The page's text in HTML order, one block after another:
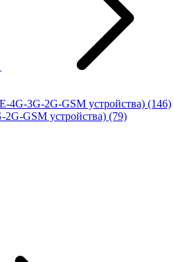
4G-3G-2G-GSM устройства) (146)
GSM устройства) (79)